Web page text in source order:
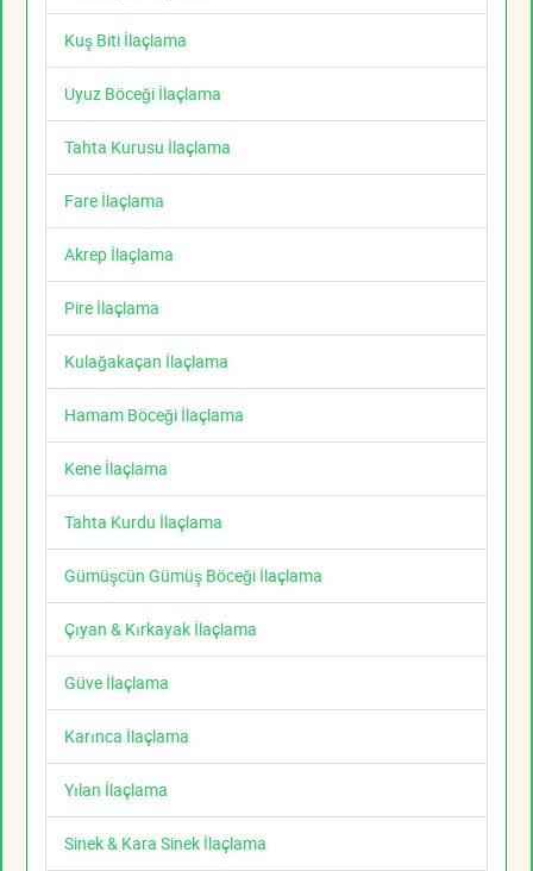
Kuş Biti İlaçlama
Uyuz Böceği İlaçlama
Tahta Kurusu İlaçlama
Fare İlaçlama
Akrep İlaçlama
Pire İlaçlama
Kulağakaçan İlaçlama
Hamam Böceği İlaçlama
Kene İlaçlama
Tahta Kurdu İlaçlama
Gümüşcün Gümüş Böceği İlaçlama
Çıyan & Kırkayak İlaçlama
Güve İlaçlama
Karınca İlaçlama
Yılan İlaçlama
Sinek & Kara Sinek İlaçlama